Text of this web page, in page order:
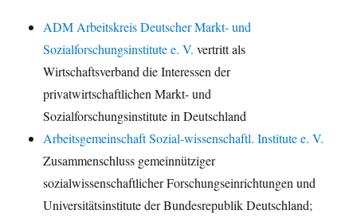
ADM Arbeitskreis Deutscher Markt- und
Sozialforschungsinstitute e. V. vertritt als
Wirtschaftsverband die Interessen der
privatwirtschaftlichen Markt- und
Sozialforschungsinstitute in Deutschland
Arbeitsgemeinschaft Sozial-wissenschaftl. Institute e. V.
Zusammenschluss gemeinnütziger
sozialwissenschaftlicher Forschungseinrichtungen und
Universitätsinstitute der Bundesrepublik Deutschland;